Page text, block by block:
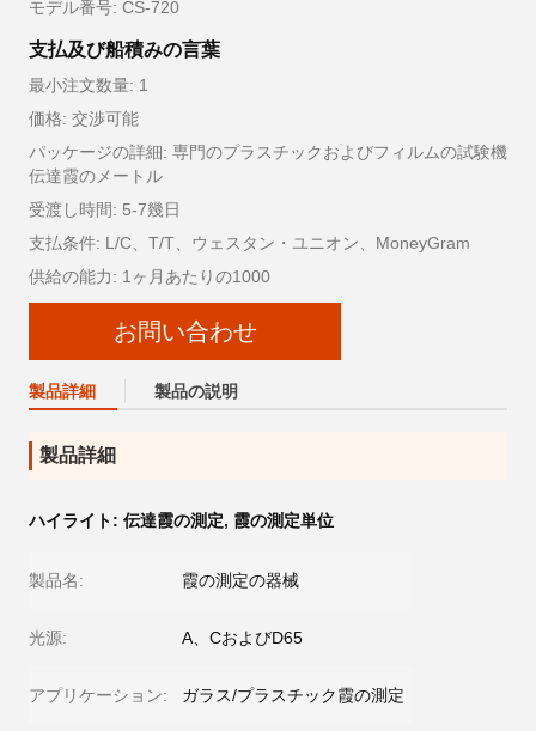
モデル番号: CS-720
支払及び船積みの言葉
最小注文数量: 1
価格: 交渉可能
パッケージの詳細: 専門のプラスチックおよびフィルムの試験機
伝達霞のメートル
受渡し時間: 5-7幾日
支払条件: L/C、T/T、ウェスタン・ユニオン、MoneyGram
供給の能力: 1ヶ月あたりの1000
お問い合わせ
製品詳細 製品の説明
製品詳細
ハイライト: 伝達霞の測定, 霞の測定単位
製品名: 霞の測定の器械
光源: A、CおよびD65
アプリケーション: ガラス/プラスチック霞の測定